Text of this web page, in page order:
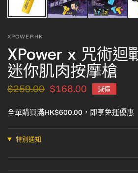
XPOWERHK
XPower x 咒術迴
迷你肌肉按摩槍
$259.00 $168.00 減價
全單購買滿HK$600.00，即享免運優惠
特別通知